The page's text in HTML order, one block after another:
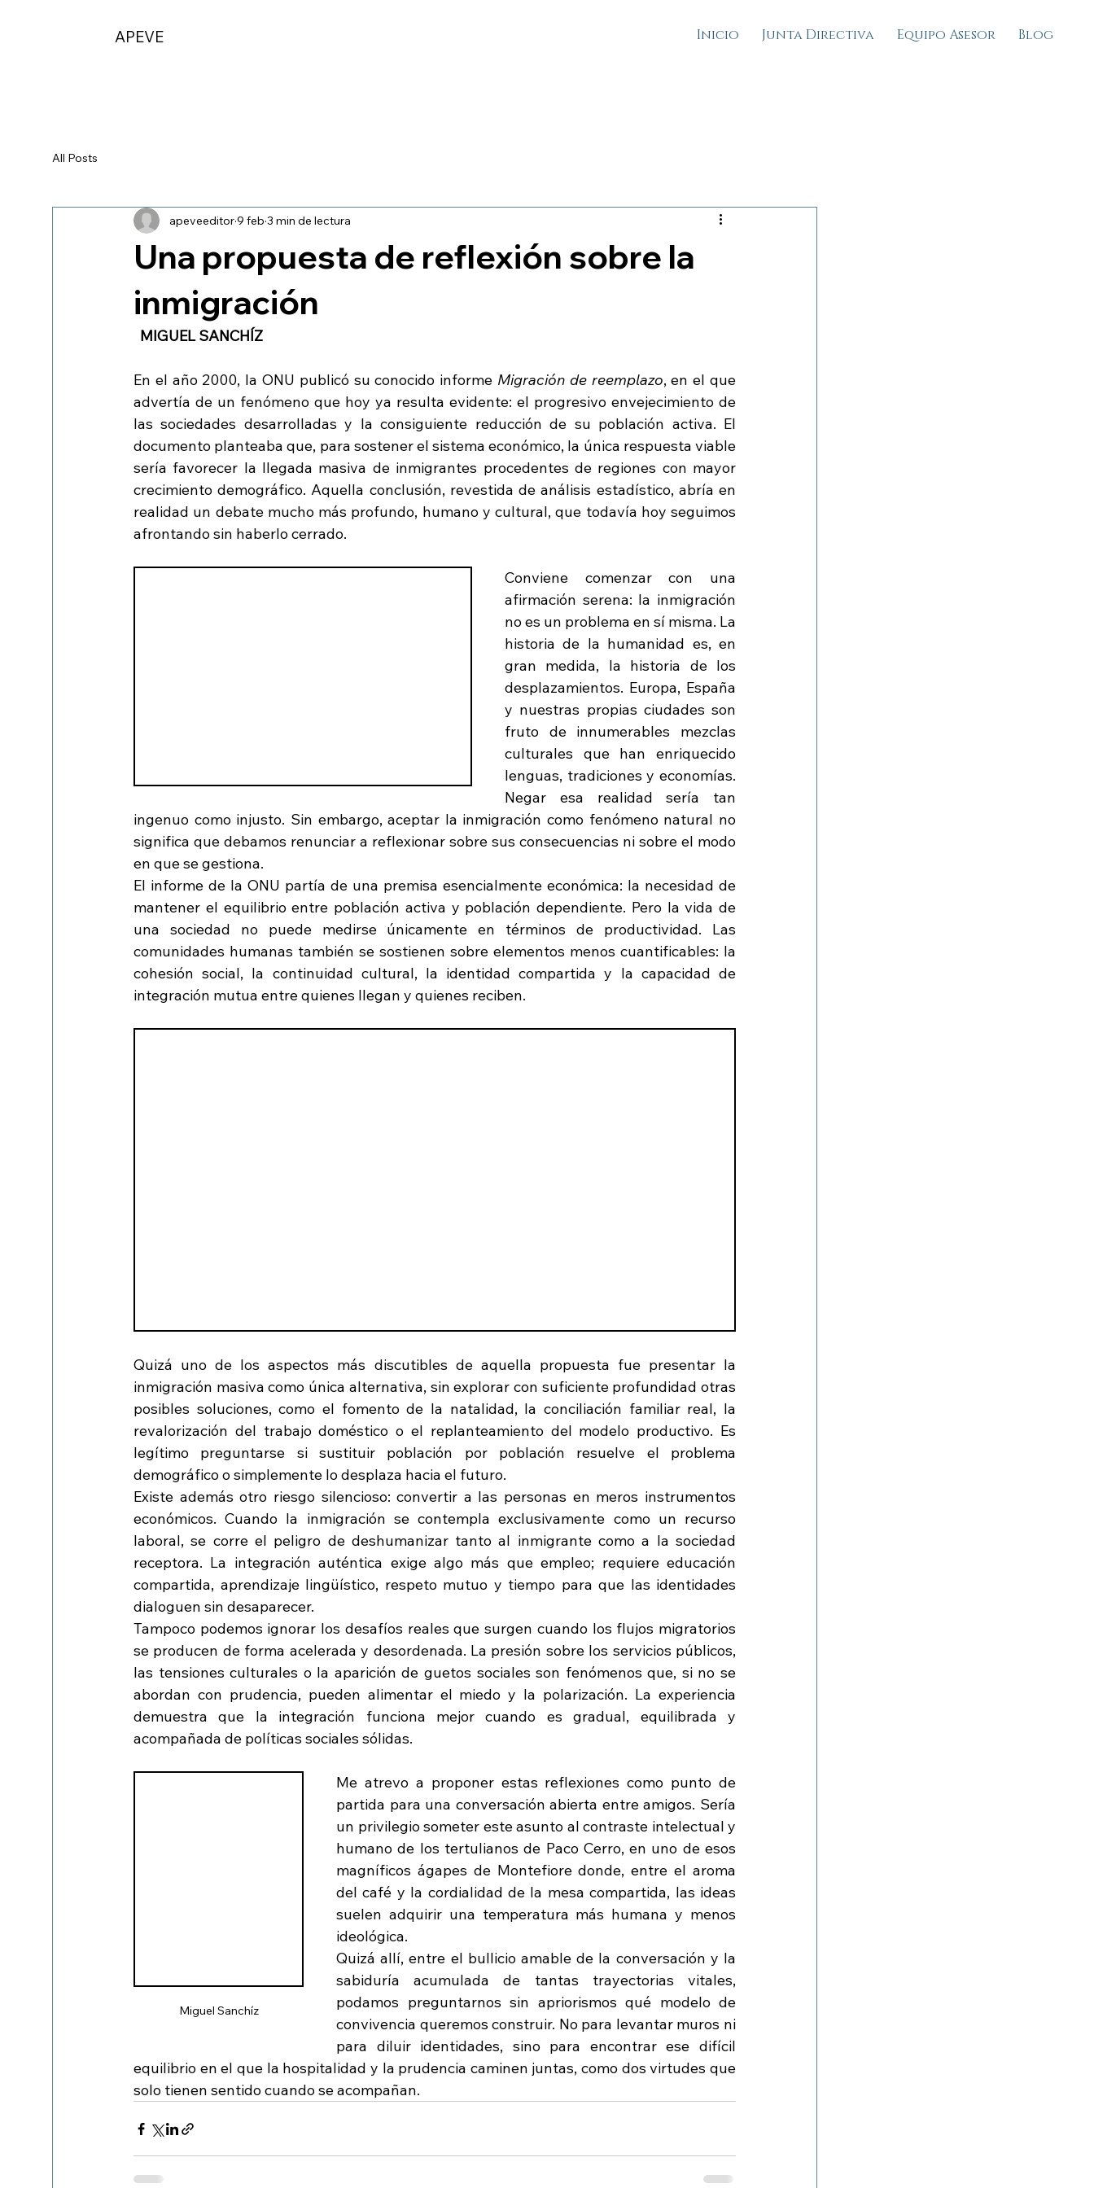
APEVE Inicio Junta Directiva Equipo Asesor Blog
All Posts
Una propuesta de reflexión sobre la
inmigración
apeveeditor9 feb 3 min de lectura
MIGUEL SANCHÍZ
En el año 2000, la ONU publicó su conocido informe Migración de reemplazo, en el que
advertía de un fenómeno que hoy ya resulta evidente: el progresivo envejecimiento de
las sociedades desarrolladas y la consiguiente reducción de su población activa. El
documento planteaba que, para sostener el sistema económico, la única respuesta viable
sería favorecer la llegada masiva de inmigrantes procedentes de regiones con mayor
crecimiento demográfico. Aquella conclusión, revestida de análisis estadístico, abría en
realidad un debate mucho más profundo, humano y cultural, que todavía hoy seguimos
afrontando sin haberlo cerrado.
Conviene comenzar con una
afirmación serena: la inmigración
no es un problema en sí misma. La
historia de la humanidad es, en
gran medida, la historia de los
desplazamientos. Europa, España
y nuestras propias ciudades son
fruto de innumerables mezclas
culturales que han enriquecido
lenguas, tradiciones y economías.
Negar esa realidad sería tan
ingenuo como injusto. Sin embargo, aceptar la inmigración como fenómeno natural no
significa que debamos renunciar a reflexionar sobre sus consecuencias ni sobre el modo
en que se gestiona.
El informe de la ONU partía de una premisa esencialmente económica: la necesidad de
mantener el equilibrio entre población activa y población dependiente. Pero la vida de
una sociedad no puede medirse únicamente en términos de productividad. Las
comunidades humanas también se sostienen sobre elementos menos cuantificables: la
cohesión social, la continuidad cultural, la identidad compartida y la capacidad de
integración mutua entre quienes llegan y quienes reciben.
Quizá uno de los aspectos más discutibles de aquella propuesta fue presentar la
inmigración masiva como única alternativa, sin explorar con suficiente profundidad otras
posibles soluciones, como el fomento de la natalidad, la conciliación familiar real, la
revalorización del trabajo doméstico o el replanteamiento del modelo productivo. Es
legítimo preguntarse si sustituir población por población resuelve el problema
demográfico o simplemente lo desplaza hacia el futuro.
Existe además otro riesgo silencioso: convertir a las personas en meros instrumentos
económicos. Cuando la inmigración se contempla exclusivamente como un recurso
laboral, se corre el peligro de deshumanizar tanto al inmigrante como a la sociedad
receptora. La integración auténtica exige algo más que empleo; requiere educación
compartida, aprendizaje lingüístico, respeto mutuo y tiempo para que las identidades
dialoguen sin desaparecer.
Tampoco podemos ignorar los desafíos reales que surgen cuando los flujos migratorios
se producen de forma acelerada y desordenada. La presión sobre los servicios públicos,
las tensiones culturales o la aparición de guetos sociales son fenómenos que, si no se
abordan con prudencia, pueden alimentar el miedo y la polarización. La experiencia
demuestra que la integración funciona mejor cuando es gradual, equilibrada y
acompañada de políticas sociales sólidas.
Miguel Sanchíz
Me atrevo a proponer estas reflexiones como punto de
partida para una conversación abierta entre amigos. Sería
un privilegio someter este asunto al contraste intelectual y
humano de los tertulianos de Paco Cerro, en uno de esos
magníficos ágapes de Montefiore donde, entre el aroma
del café y la cordialidad de la mesa compartida, las ideas
suelen adquirir una temperatura más humana y menos
ideológica.
Quizá allí, entre el bullicio amable de la conversación y la
sabiduría acumulada de tantas trayectorias vitales,
podamos preguntarnos sin apriorismos qué modelo de
convivencia queremos construir. No para levantar muros ni
para diluir identidades, sino para encontrar ese difícil
equilibrio en el que la hospitalidad y la prudencia caminen juntas, como dos virtudes que
solo tienen sentido cuando se acompañan.